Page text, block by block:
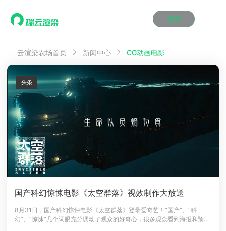
注册
效果图渲染
云渲染管理系统
AI视频插帧
效果图渲染
云渲染管理系统
AI视频插帧
效果图渲染
云渲染管理系统
AI视频插帧
效果图渲染
云渲染管理系统
AI视频插帧
效果图渲染
云渲染管理系统
AI视频插帧
效果图渲染
云渲染管理系统
AI视频插帧
解决方案
Maya云渲染方案
3ds Max云渲染方案
Cinema 4D云渲染方案
Blender 云渲染方案
Maya AI渲染方案
Maya云渲染方案
3ds Max云渲染方案
Cinema 4D云渲染方案
Blender 云渲染方案
Maya AI渲染方案
Maya云渲染方案
3ds Max云渲染方案
Cinema 4D云渲染方案
Blender 云渲染方案
Maya AI渲染方案
Maya云渲染方案
3ds Max云渲染方案
Cinema 4D云渲染方案
Blender 云渲染方案
Maya AI渲染方案
Maya云渲染方案
3ds Max云渲染方案
Cinema 4D云渲染方案
Blender 云渲染方案
Maya AI渲染方案
Maya云渲染方案
3ds Max云渲染方案
Cinema 4D云渲染方案
Blender 云渲染方案
Maya AI渲染方案
价格
效果图价格
云制作价格
效果图价格
云制作价格
效果图价格
云制作价格
效果图价格
云制作价格
效果图价格
云制作价格
效果图价格
云制作价格
案例
资讯&赛事
新闻资讯
渲染百科
渲染大赛
泛CG交流会
新闻资讯
渲染百科
渲染大赛
泛CG交流会
新闻资讯
渲染百科
渲染大赛
泛CG交流会
新闻资讯
渲染百科
渲染大赛
泛CG交流会
新闻资讯
渲染百科
渲染大赛
泛CG交流会
新闻资讯
渲染百科
渲染大赛
泛CG交流会
特惠专区
教育优惠
教育优惠
教育优惠
教育优惠
教育优惠
教育优惠
关于我们
云渲染农场首页 新闻中心 CG动画电影
国产科幻惊悚电影《太空群落》视效制作大放送
8月31日，国产科幻惊悚电影《太空群落》登录爱奇艺！“国产”、“科
幻”、“惊悚”几个词眼充分调动了观众的好奇心，很多观众看到海报和预告
头条